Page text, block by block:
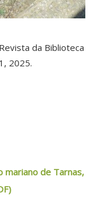
da Biblioteca
2025.
mariano de Tarnas,